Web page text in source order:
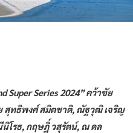
Super Series 2024” คว้าชัย
สุทธิพงศ์ สมิตชาติ, ณัฐวุฒิ เจริญ
โรธ, กฤษฎิ์ วสุรัตน์, ณ ดล